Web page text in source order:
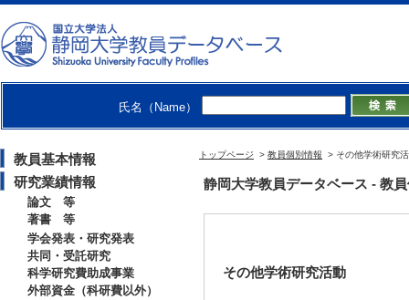
氏名（Name）
教員基本情報
研究業績情報
論文 等
著書 等
学会発表・研究発表
共同・受託研究
科学研究費助成事業
外部資金（科研費以外）
トップページ > 教員個別情報 > その他学術研究
静岡大学教員データベース - 教
その他学術研究活動